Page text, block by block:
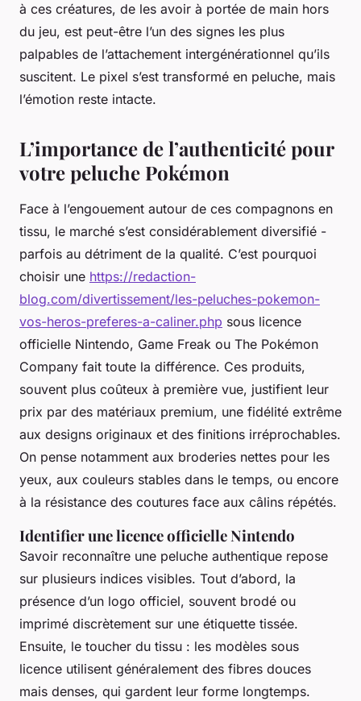
à ces créatures, de les avoir à portée de main hors
du jeu, est peut-être l’un des signes les plus
palpables de l’attachement intergénérationnel qu’ils
suscitent. Le pixel s’est transformé en peluche, mais
l’émotion reste intacte.
L’importance de l’authenticité pour
votre peluche Pokémon
Face à l’engouement autour de ces compagnons en
tissu, le marché s’est considérablement diversifié -
parfois au détriment de la qualité. C’est pourquoi
choisir une https://redaction-
blog.com/divertissement/les-peluches-pokemon-
vos-heros-preferes-a-caliner.php sous licence
officielle Nintendo, Game Freak ou The Pokémon
Company fait toute la différence. Ces produits,
souvent plus coûteux à première vue, justifient leur
prix par des matériaux premium, une fidélité extrême
aux designs originaux et des finitions irréprochables.
On pense notamment aux broderies nettes pour les
yeux, aux couleurs stables dans le temps, ou encore
à la résistance des coutures face aux câlins répétés.
Identifier une licence officielle Nintendo
Savoir reconnaître une peluche authentique repose
sur plusieurs indices visibles. Tout d’abord, la
présence d’un logo officiel, souvent brodé ou
imprimé discrètement sur une étiquette tissée.
Ensuite, le toucher du tissu : les modèles sous
licence utilisent généralement des fibres douces
mais denses, qui gardent leur forme longtemps.